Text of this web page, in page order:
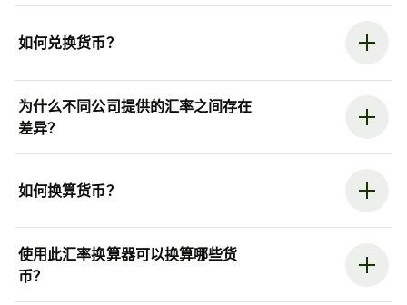
如何兑换货币？
为什么不同公司提供的汇率之间存在
差异？
如何换算货币？
使用此汇率换算器可以换算哪些货
币？